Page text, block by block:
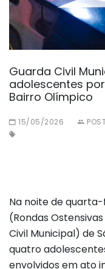
Guarda Civil
adolescentes
Bairro Olímpico
15/05/2026
Na noite de quarta-
(Rondas
Civil Municipal) de
quatro
envolvidos em ato